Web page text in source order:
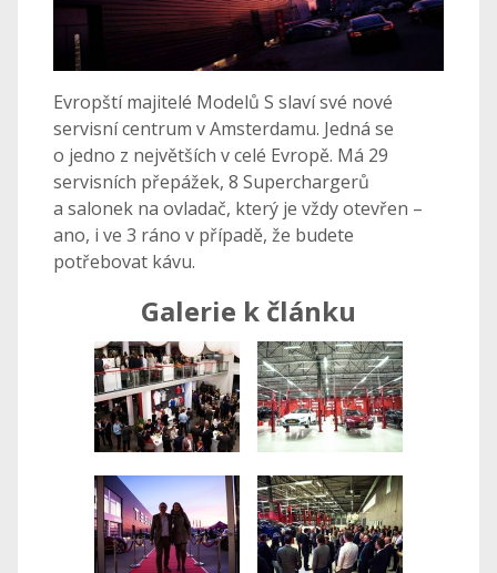
Evropští majitelé Modelů S slaví své nové
servisní centrum v Amsterdamu. Jedná se
o jedno z největších v celé Evropě. Má 29
servisních přepážek, 8 Superchargerů
a salonek na ovladač, který je vždy otevřen –
ano, i ve 3 ráno v případě, že budete
potřebovat kávu.
Galerie k článku